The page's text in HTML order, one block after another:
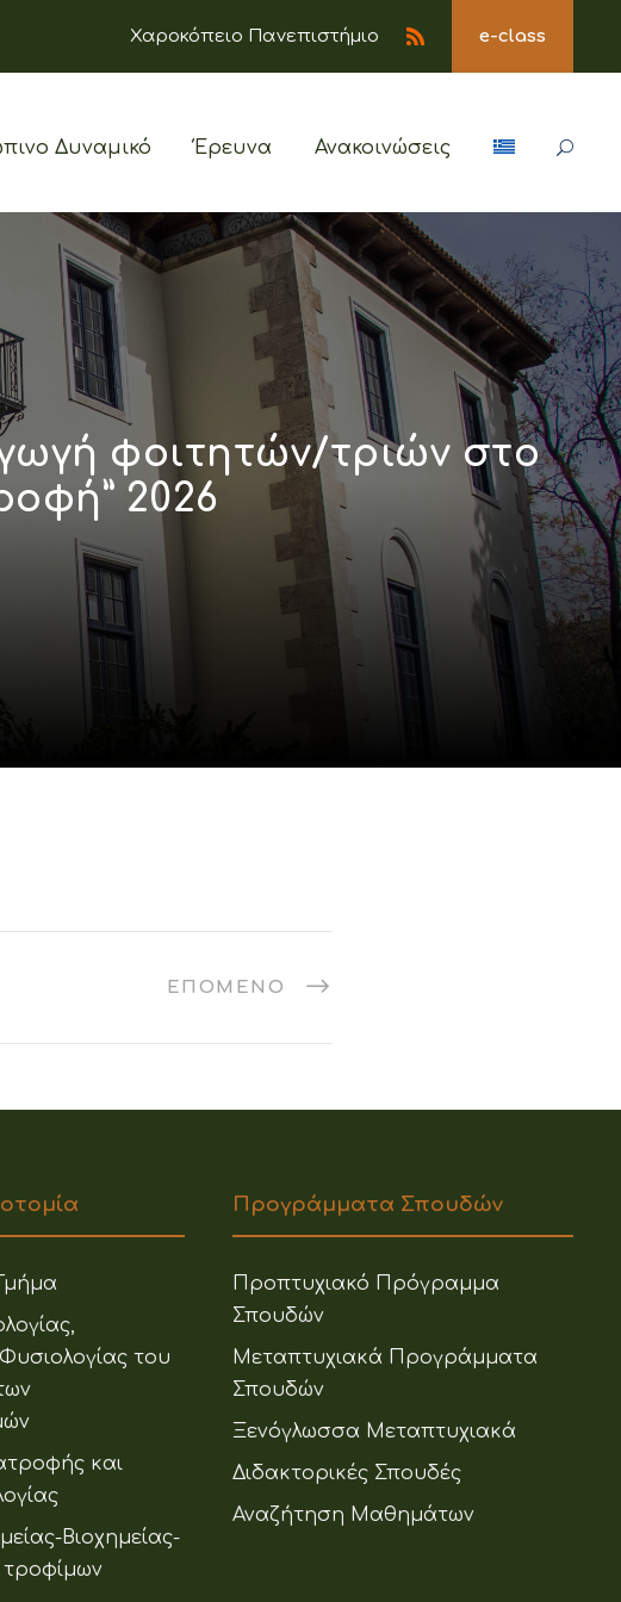
Χαροκόπειο Πανεπιστήμιο e-class
Δυναμικό Έρευνα Ανακοινώσεις
φοιτητών/τριών στο
2026
ΕΠΌΜΕΝΟ
του
και
Βιοχημείας-
τροφίμων
Προγράμματα Σπουδών
Προπτυχιακό Πρόγραμμα
Σπουδών
Μεταπτυχιακά Προγράμματα
Σπουδών
Ξενόγλωσσα Μεταπτυχιακά
Διδακτορικές Σπουδές
Αναζήτηση Μαθημάτων